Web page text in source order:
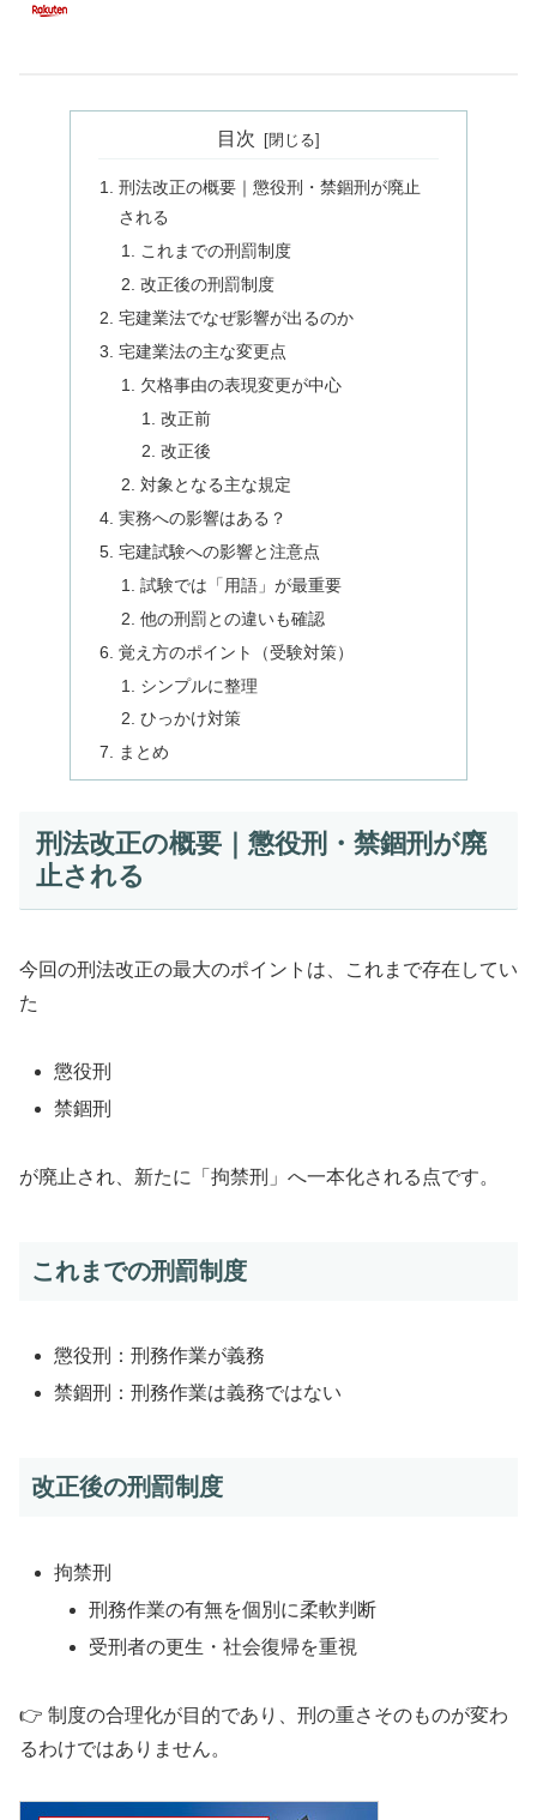
目次
刑法改正の概要｜懲役刑・禁錮刑が廃止
される
これまでの刑罰制度
改正後の刑罰制度
宅建業法でなぜ影響が出るのか
宅建業法の主な変更点
欠格事由の表現変更が中心
改正前
改正後
対象となる主な規定
実務への影響はある？
宅建試験への影響と注意点
試験では「用語」が最重要
他の刑罰との違いも確認
覚え方のポイント（受験対策）
シンプルに整理
ひっかけ対策
まとめ
刑法改正の概要｜懲役刑・禁錮刑が廃
止される
今回の刑法改正の最大のポイントは、これまで存在してい
た
懲役刑
禁錮刑
が廃止され、新たに「拘禁刑」へ一本化される点です。
これまでの刑罰制度
懲役刑：刑務作業が義務
禁錮刑：刑務作業は義務ではない
改正後の刑罰制度
拘禁刑
刑務作業の有無を個別に柔軟判断
受刑者の更生・社会復帰を重視
👉 制度の合理化が目的であり、刑の重さそのものが変わ
るわけではありません。